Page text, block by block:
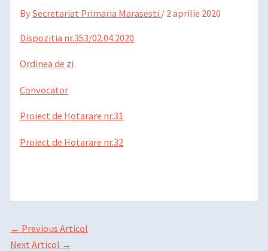
BySecretariat Primaria Marasesti / 2 aprilie 2020
Dispozitia nr.353/02.04.2020
Ordinea de zi
Convocator
Proiect de Hotarare nr.31
Proiect de Hotarare nr.32
← Previous Articol
Next Articol →